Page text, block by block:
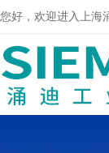
您好，欢迎进入上海